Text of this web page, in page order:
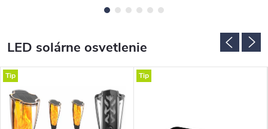
LED solárne osvetlenie
Tip Tip